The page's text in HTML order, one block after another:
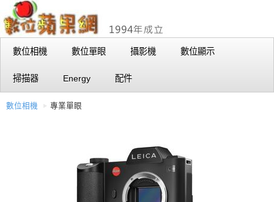
數位相機 數位單眼 攝影機 數位顯示
掃描器 Energy 配件
數位相機 專業單眼